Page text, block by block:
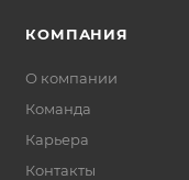
КОМПАНИЯ
О компании
Команда
Карьера
Контакты